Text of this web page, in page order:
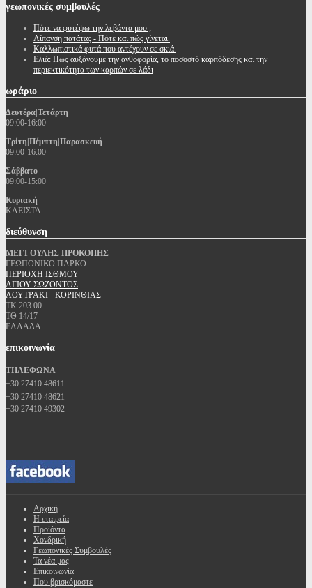
γεωπονικές συμβουλές
Πότε να φυτέψω την λεβάντα μου ;
Λίπανση πατάτας - Πότε και πώς γίνεται.
Καλλωπιστικά φυτά που αντέχουν σε σκιά.
Ελιά: Πως αυξάνουμε την ανθοφορία, το ποσοστό καρπόδεσης και την
περιεκτικότητα των καρπών σε λάδι
ωράριο
Δευτέρα|Τετάρτη
09:00-16:00
Τρίτη|Πέμπτη|Παρασκευή
09:00-16:00
Σάββατο
09:00-15:00
Κυριακή
ΚΛΕΙΣΤΑ
διεύθυνση
ΜΕΓΓΟΥΛΗΣ ΠΡΟΚΟΠΗΣ
ΓΕΩΠΟΝΙΚΟ ΠΑΡΚΟ
ΠΕΡΙΟΧΗ ΙΣΘΜΟΥ
ΑΓΙΟΥ ΣΩΖΟΝΤΟΣ
ΛΟΥΤΡΑΚΙ - ΚΟΡΙΝΘΙΑΣ
ΤΚ 203 00
ΤΘ 14/17
ΕΛΛΑΔΑ
επικοινωνία
ΤΗΛΕΦΩΝΑ
+30 27410 48611
+30 27410 48621
+30 27410 49302
Αρχική
Η εταιρεία
Προϊόντα
Χονδρική
Γεωπονικές Συμβουλές
Τα νέα μας
Επικοινωνία
Που βρισκόμαστε